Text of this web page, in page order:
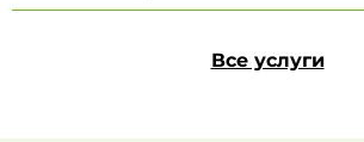
Все услуги